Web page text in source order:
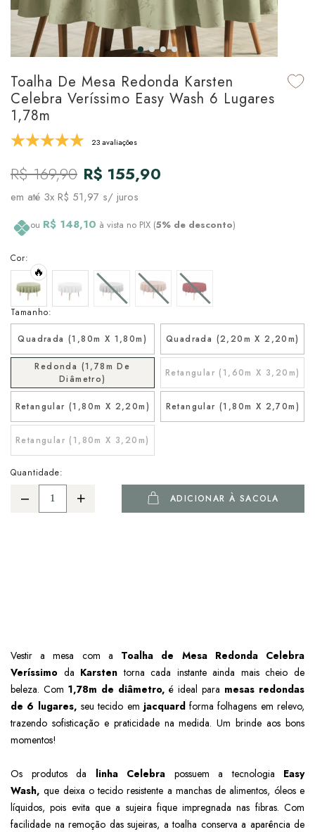
em Marcas
em Tapetes
de Colchão & Travesseiro
& Sobre-Lençol Avulso
& Manta para Cama
Cama
Edredom & Duvet
Prato & Copa
de Cozinha
em Mesa & Cozinha
em Banho
Toalha De Mesa Redonda Karsten
Celebra Veríssimo Easy Wash 6 Lugares
1,78m
23 avaliações
R$ 169,90 R$ 155,90
em até 3x R$ 51,97 s/ juros
ou R$ 148,10 à vista no PIX (5% de desconto)
Tamanho:
Quadrada (1,80m X 1,80m) Quadrada (2,20m X 2,20m)
Redonda (1,78m De
Diâmetro)
Retangular (1,60m X 3,20m)
Retangular (1,80m X 2,20m) Retangular (1,80m X 2,70m)
Retangular (1,80m X 3,20m)
Cor:
🔥
Quantidade:
ADICIONAR À SACOLA
Vestir a mesa com a Toalha de Mesa Redonda Celebra
Veríssimo da Karsten torna cada instante ainda mais cheio de
beleza. Com 1,78m de diâmetro,é ideal para mesas redondas
de 6 lugares, seu tecido em jacquardforma folhagens em relevo,
trazendo sofisticação e praticidade na medida. Um brinde aos bons
momentos!
Os produtos da linha Celebra possuem a tecnologia Easy
Wash, que deixa o tecido resistente a manchas de alimentos, óleos e
líquidos, pois evita que a sujeira fique impregnada nas fibras. Com
facilidade na remoção das sujeiras, a toalha conserva a aparência de